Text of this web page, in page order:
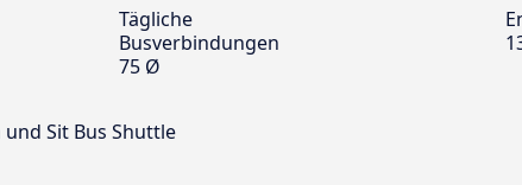
Tägliche
Busverbindungen
75 Ø
Sit Bus Shuttle